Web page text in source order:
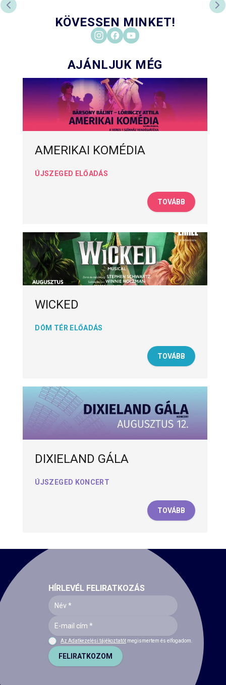
ELŐZŐ DIA
KÖVESSEN MINKET!
AJÁNLJUK MÉG
AMERIKAI KOMÉDIA
ÚJSZEGED ELŐADÁS
TOVÁBB
WICKED
DÓM TÉR ELŐADÁS
TOVÁBB
DIXIELAND GÁLA
ÚJSZEGED KONCERT
TOVÁBB
HÍRLEVÉL FELIRATKOZÁS
Az Adatkezelési tájékoztatót megismertem és elfogadom.
FELIRATKOZOM